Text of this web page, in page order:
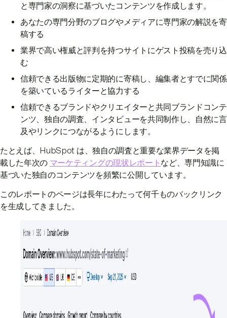
と専門家の洞察に基づいたコンテンツを作成します。
あなたの専門分野のブログやメディアに専門家の解説を寄
稿する
業界で高い権威と評判を持つサイトにゲスト投稿を売り込
む
信頼できる出版物に定期的に寄稿し、編集者とすでに関係
を築いているライターと協力する
信頼できるブランドやクリエイターと共同ブランドコンテ
ンツ、独自の調査、インタビューを共同制作し、自然に言
及やリンクにつながるようにします。
たとえば、HubSpot は、独自の調査と重要な業界データを掲
載した年次の マーケティングの現状レポート など、専門知識に
基づいた独自のコンテンツを頻繁に公開しています。
このレポートのページは長年にわたって何千ものバックリンク
を生成してきました。